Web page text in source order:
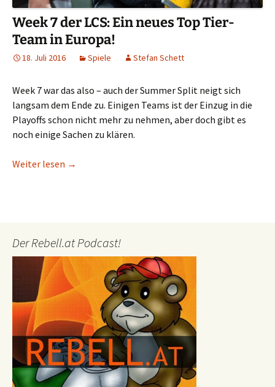
Week 7 der LCS: Ein neues Top Tier-
Team in Europa!
18. Juli 2016 Spiele Stefan Schett
Week 7 war das also – auch der Summer Split neigt sich
langsam dem Ende zu. Einigen Teams ist der Einzug in die
Playoffs schon nicht mehr zu nehmen, aber doch gibt es
noch einige Sachen zu klären.
Weiter lesen Week 7 der LCS: Ein neues Top Tier-Team in
→
Der Rebell.at Podcast!